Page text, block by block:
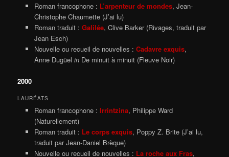
Roman francophone : L’arpenteur de mondes, Jean-
Christophe Chaumette (J’ai lu)
Roman traduit : Galilée, Clive Barker (Rivages, traduit par
Jean Esch)
Nouvelle ou recueil de nouvelles : Cadavre exquis,
Anne Dugüel inDe minuit à minuit (Fleuve Noir)
2000
LAURÉATS
Roman francophone : Irrintzina, Philippe Ward
(Naturellement)
Roman traduit : Le corps exquis, Poppy Z. Brite (J’ai lu,
traduit par Jean-Daniel Brèque)
Nouvelle ou recueil de nouvelles : La roche aux Fras,